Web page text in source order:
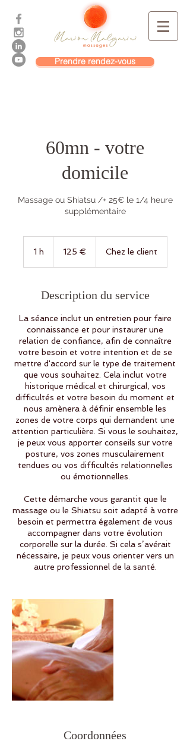
Prendre rendez-vous
60mn - votre
domicile
Massage ou Shiatsu /+ 25€ le 1/4 heure
supplémentaire
1 h 125 € Chez le client
Description du service
La séance inclut un entretien pour faire
connaissance et pour instaurer une
relation de confiance, afin de connaître
votre besoin et votre intention et de se
mettre d'accord sur le type de traitement
que vous souhaitez. Cela inclut votre
historique médical et chirurgical, vos
difficultés et votre besoin du moment et
nous amènera à définir ensemble les
zones de votre corps qui demandent une
attention particulière. Si vous le souhaitez,
je peux vous apporter conseils sur votre
posture, vos zones musculairement
tendues ou vos difficultés relationnelles
ou émotionnelles.
Cette démarche vous garantit que le
massage ou le Shiatsu soit adapté à votre
besoin et permettra également de vous
accompagner dans votre évolution
corporelle sur la durée. Si cela s’avérait
nécessaire, je peux vous orienter vers un
autre professionnel de la santé.
Coordonnées